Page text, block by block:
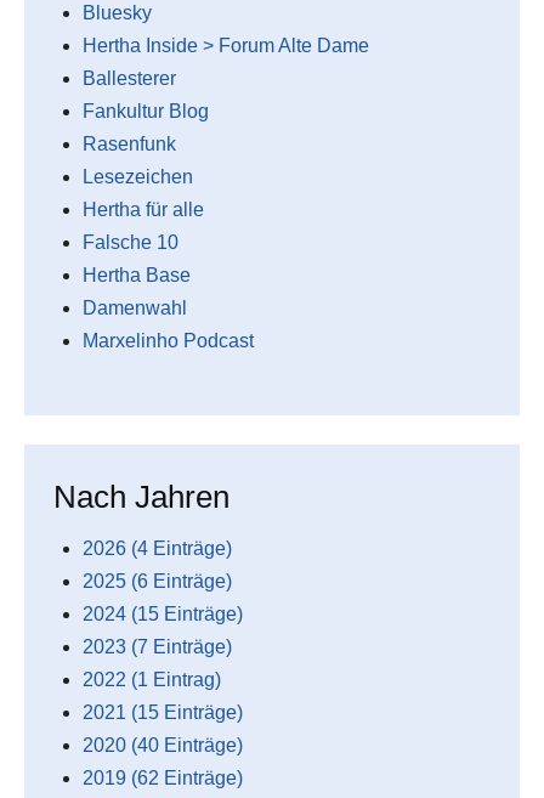
Bluesky
Hertha Inside > Forum Alte Dame
Ballesterer
Fankultur Blog
Rasenfunk
Lesezeichen
Hertha für alle
Falsche 10
Hertha Base
Damenwahl
Marxelinho Podcast
Nach Jahren
2026 (4 Einträge)
2025 (6 Einträge)
2024 (15 Einträge)
2023 (7 Einträge)
2022 (1 Eintrag)
2021 (15 Einträge)
2020 (40 Einträge)
2019 (62 Einträge)